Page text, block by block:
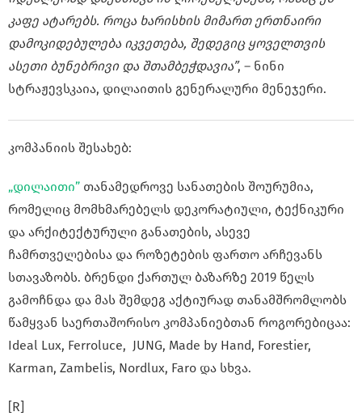
კაფე ატარებს. როცა ხარისხის მიმართ ერთნაირი
დამოკიდებულება იკვეთება, შედეგიც ყოველთვის
ასეთი ბუნებრივი და შთამბეჭდავია”, – ნინი
სტრაჟევსკაია, დილაითის გენერალური მენეჯერი.
კომპანიის შესახებ:
„დილაითი” თანამედროვე სანათების შოურუმია,
რომელიც მომხმარებელს დეკორატიული, ტექნიკური
და არქიტექტურული განათების, ასევე
ჩამრთველებისა და როზეტების ფართო არჩევანს
სთავაზობს. ბრენდი ქართულ ბაზარზე 2019 წელს
გამოჩნდა და მას შემდეგ აქტიურად თანამშრომლობს
წამყვან საერთაშორისო კომპანიებთან როგორებიცაა:
Ideal Lux, Ferroluce, JUNG, Made by Hand, Forestier,
Karman, Zambelis, Nordlux, Faro და სხვა.
[R]